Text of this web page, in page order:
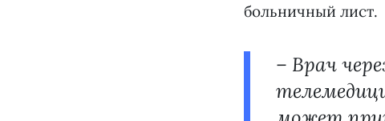
больничный лист.
– Врач